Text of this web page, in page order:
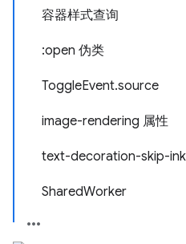
容器样式查询
:open 伪类
ToggleEvent.source
image-rendering 属性
text-decoration-skip-
SharedWorker